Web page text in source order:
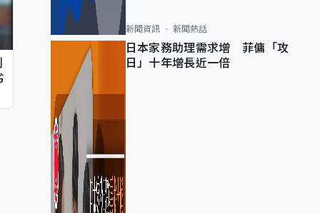
新聞資訊 新聞熱話
日本家務助理需求增 菲傭「攻
日」十年增長近一倍